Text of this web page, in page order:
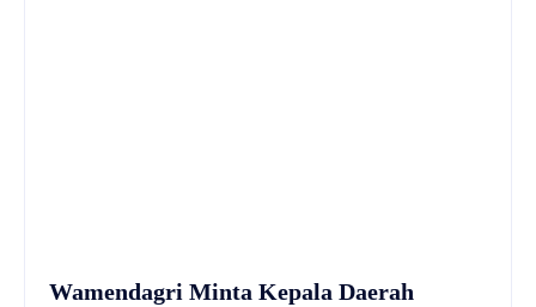
Wamendagri Minta Kepala Daerah